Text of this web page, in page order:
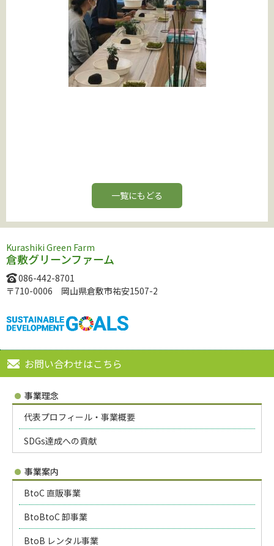
一覧にもどる
Kurashiki Green Farm
倉敷グリーンファーム
086-442-8701
〒710-0006 岡山県倉敷市祐安1507-2
お問い合わせはこちら
事業理念
代表プロフィール・事業概要
SDGs達成への貢献
事業案内
BtoC 直販事業
BtoBtoC 卸事業
BtoB レンタル事業